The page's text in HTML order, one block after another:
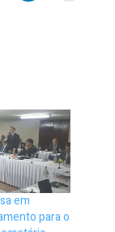
em
para o